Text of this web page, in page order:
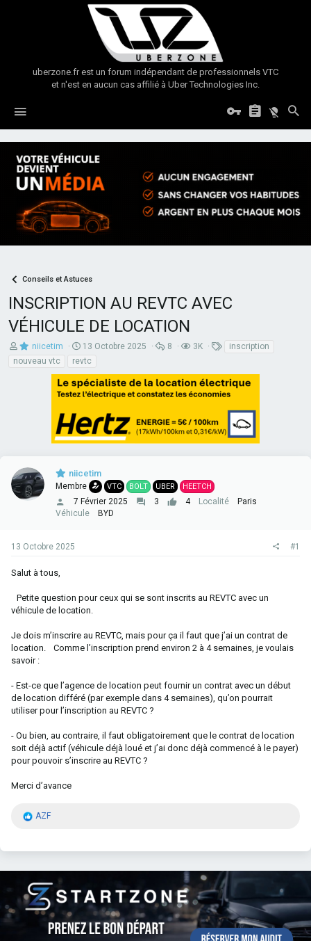
uberzone.fr est un forum indépendant de professionnels VTC
et n'est en aucun cas affilié à Uber Technologies Inc.
Conseils et Astuces
INSCRIPTION AU REVTC AVEC
VÉHICULE DE LOCATION
A
i
s
c
u
o
niicetim
D
a
e
d
é
b
u
13 Octobre 2025
R
o
n
s
8
V
s
3K
s
inscription
nouveau vtc
revtc
niicetim
Membre VTC BOLT UBER HEETCH
7 Février 2025 3 4 Localité
Paris
Véhicule
BYD
13 Octobre 2025 #1
Salut à tous,
Petite question pour ceux qui se sont inscrits au REVTC avec un
véhicule de location.
Je dois m’inscrire au REVTC, mais pour ça il faut que j’ai un contrat de
location. Comme l’inscription prend environ 2 à 4 semaines, je voulais
savoir :
- Est-ce que l’agence de location peut fournir un contrat avec un début
de location différé (par exemple dans 4 semaines), qu’on pourrait
utiliser pour l’inscription au REVTC ?
- Ou bien, au contraire, il faut obligatoirement que le contrat de location
soit déjà actif (véhicule déjà loué et j’ai donc déjà commencé à le payer)
pour pouvoir s’inscrire au REVTC ?
Merci d’avance
R
i
o
n
s
:
AZF